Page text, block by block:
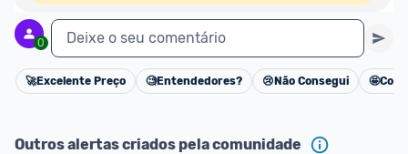
0 Deixe o seu comentário
Cancelar
🚀Excelente Preço 🧐Entendedores? 😢 Não Consegui 🤩
Outros alertas criados pela comunidade